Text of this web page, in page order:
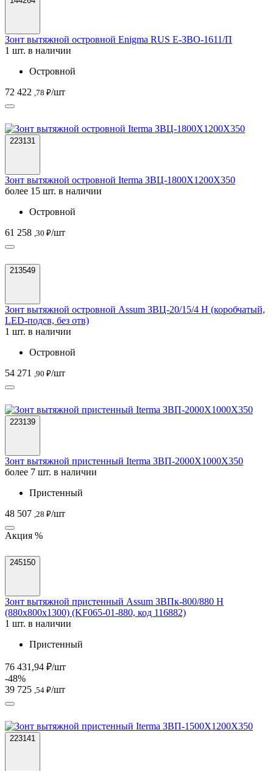
Зонт вытяжной островной Enigma RUS Е-ЗВО-1611/П
1 шт. в наличии
Островной
72 422 ,78 ₽/шт
223131
Зонт вытяжной островной Iterma ЗВЦ-1800Х1200Х350
более 15 шт. в наличии
Островной
61 258 ,30 ₽/шт
213549
Зонт вытяжной островной Assum ЗВЦ-20/15/4 Н (коробчатый,
LED-подсв, без отв)
1 шт. в наличии
Островной
54 271
,90 ₽/шт
223139
Зонт вытяжной пристенный Iterma ЗВП-2000Х1000Х350
более 7 шт. в наличии
Пристенный
48 507 ,28 ₽/шт
Акция %
245150
Зонт вытяжной пристенный Assum ЗВПк-800/880 Н
(880х800х1300) (KF065-01-880, код 116882)
1 шт. в наличии
Пристенный
76 431,94 ₽/шт
-48%
39 725 ,54 ₽/шт
223141